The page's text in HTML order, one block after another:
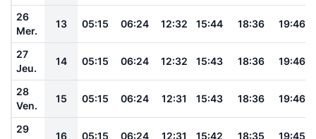
26
Mer.
13 05:15 06:24 12:32 15:44 18:36 19:46
27
Jeu.
14 05:15 06:24 12:32 15:43 18:36 19:46
28
Ven.
15 05:15 06:24 12:31 15:43 18:36 19:46
29
16 05:15 06:24 12:31 15:42 18:35 19:45